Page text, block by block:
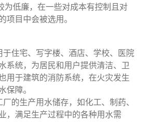
为低廉，在一些对成本有控制且对
项目中会被选用。
于住宅、写字楼、酒店、学校、医院
系统，为居民和用户提供清洁、卫
用于建筑的消防系统，在火灾发生
保障。
的生产用水储存，如化工、制药、
，满足生产过程中的各种用水需